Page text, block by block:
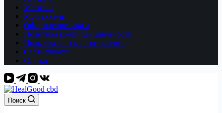
Магазин
Мой аккаунт
Оформление заказа
Политика конфиденциальности
Пользовательское соглашение
Сертификаты
Статьи
Поиск